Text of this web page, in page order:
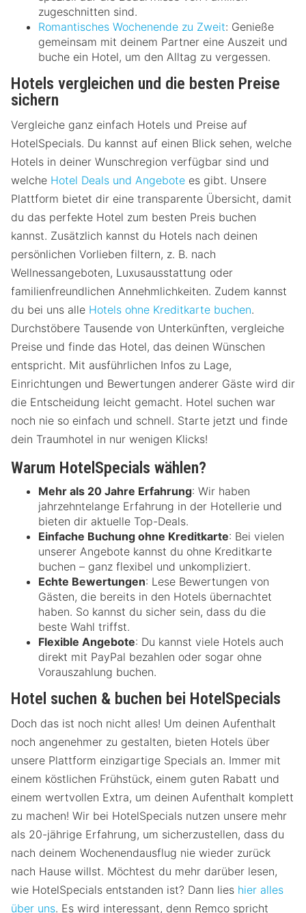
zugeschnitten sind.
Romantisches Wochenende zu Zweit: Genieße
gemeinsam mit deinem Partner eine Auszeit und
buche ein Hotel, um den Alltag zu vergessen.
Hotels vergleichen und die besten Preise
sichern
Vergleiche ganz einfach Hotels und Preise auf
HotelSpecials. Du kannst auf einen Blick sehen, welche
Hotels in deiner Wunschregion verfügbar sind und
welche Hotel Deals und Angebote es gibt. Unsere
Plattform bietet dir eine transparente Übersicht, damit
du das perfekte Hotel zum besten Preis buchen
kannst. Zusätzlich kannst du Hotels nach deinen
persönlichen Vorlieben filtern, z. B. nach
Wellnessangeboten, Luxusausstattung oder
familienfreundlichen Annehmlichkeiten. Zudem kannst
du bei uns alle Hotels ohne Kreditkarte buchen.
Durchstöbere Tausende von Unterkünften, vergleiche
Preise und finde das Hotel, das deinen Wünschen
entspricht. Mit ausführlichen Infos zu Lage,
Einrichtungen und Bewertungen anderer Gäste wird dir
die Entscheidung leicht gemacht. Hotel suchen war
noch nie so einfach und schnell. Starte jetzt und finde
dein Traumhotel in nur wenigen Klicks!
Warum HotelSpecials wählen?
Mehr als 20 Jahre Erfahrung: Wir haben
jahrzehntelange Erfahrung in der Hotellerie und
bieten dir aktuelle Top-Deals.
Einfache Buchung ohne Kreditkarte: Bei vielen
unserer Angebote kannst du ohne Kreditkarte
buchen – ganz flexibel und unkompliziert.
Echte Bewertungen: Lese Bewertungen von
Gästen, die bereits in den Hotels übernachtet
haben. So kannst du sicher sein, dass du die
beste Wahl triffst.
Flexible Angebote: Du kannst viele Hotels auch
direkt mit PayPal bezahlen oder sogar ohne
Vorauszahlung buchen.
Hotel suchen & buchen bei HotelSpecials
Doch das ist noch nicht alles! Um deinen Aufenthalt
noch angenehmer zu gestalten, bieten Hotels über
unsere Plattform einzigartige Specials an. Immer mit
einem köstlichen Frühstück, einem guten Rabatt und
einem wertvollen Extra, um deinen Aufenthalt komplett
zu machen! Wir bei HotelSpecials nutzen unsere mehr
als 20-jährige Erfahrung, um sicherzustellen, dass du
nach deinem Wochenendausflug nie wieder zurück
nach Hause willst. Möchtest du mehr darüber lesen,
wie HotelSpecials entstanden ist? Dann lies hier alles
über uns. Es wird interessant, denn Remco spricht